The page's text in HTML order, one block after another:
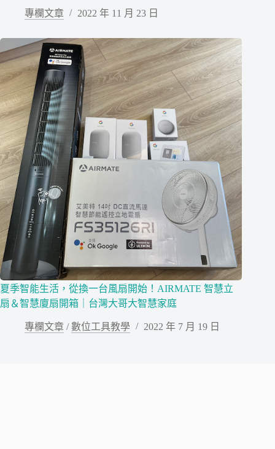
專欄文章 2022 年 11 月 23 日
夏季智能生活，從換一台風扇開始！AIRMATE 智慧立
扇＆智慧廈扇開箱｜台灣大哥大智慧家庭
專欄文章 /數位工具教學 2022 年 7 月 19 日